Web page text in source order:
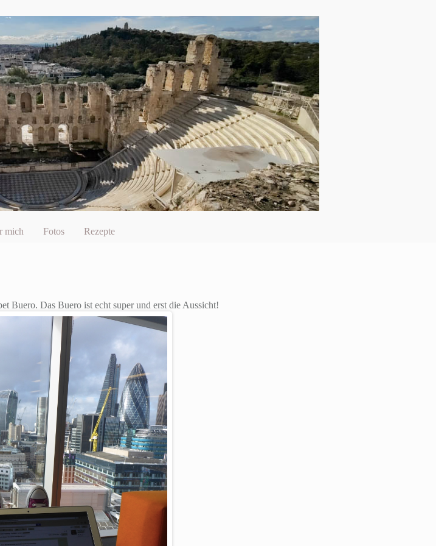
mich Fotos Rezepte
Buero. Das Buero ist echt super und erst die Aussicht!